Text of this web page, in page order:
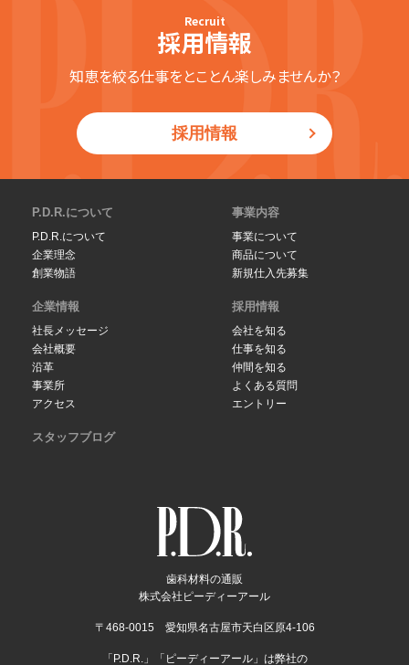
Recruit
採用情報
知恵を絞る仕事をとことん楽しみませんか？
採用情報
歯科材料の通販
株式会社ピーディーアール
〒468-0015 愛知県名古屋市天白区原4-106
「P.D.R.」「ピーディーアール」は弊社の
P.D.R.について
P.D.R.について
企業理念
創業物語
事業内容
事業について
商品について
新規仕入先募集
企業情報
社長メッセージ
会社概要
沿革
事業所
アクセス
採用情報
会社を知る
仕事を知る
仲間を知る
よくある質問
エントリー
スタッフブログ